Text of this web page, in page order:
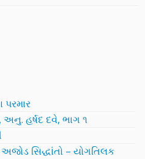
પરમાર
હર્ષદ દવે, ભાગ ૧
સિદ્ધાંતો – યોગતિલક